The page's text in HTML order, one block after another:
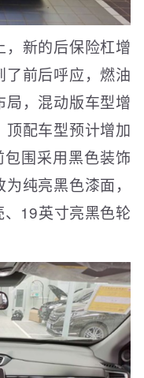
新的后保险杠增
前后呼应，燃油
，混动版车型增
配车型预计增加
围采用黑色装饰
纯亮黑色漆面，
19英寸亮黑色轮